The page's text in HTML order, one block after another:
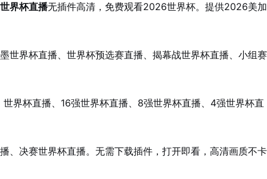
世界杯直播无插件高清，免费观看2026世界杯。提供2026美加
墨世界杯直播、世界杯预选赛直播、揭幕战世界杯直播、小组赛
世界杯直播、16强世界杯直播、8强世界杯直播、4强世界杯直
播、决赛世界杯直播。无需下载插件，打开即看，高清画质不卡